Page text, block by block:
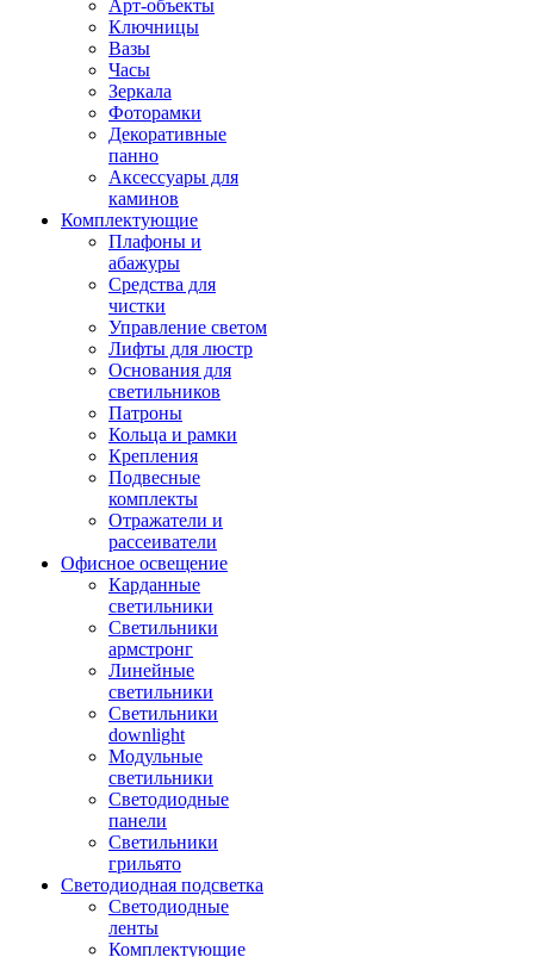
Арт-объекты
Ключницы
Вазы
Часы
Зеркала
Фоторамки
Декоративные
панно
Аксессуары для
каминов
Комплектующие
Плафоны и
абажуры
Средства для
чистки
Управление светом
Лифты для люстр
Основания для
светильников
Патроны
Кольца и рамки
Крепления
Подвесные
комплекты
Отражатели и
рассеиватели
Офисное освещение
Карданные
светильники
Светильники
армстронг
Линейные
светильники
Светильники
downlight
Модульные
светильники
Светодиодные
панели
Светильники
грильято
Светодиодная подсветка
Светодиодные
ленты
Комплектующие